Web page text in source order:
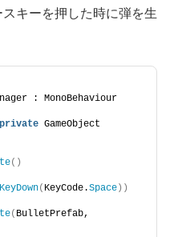
スキーを押した時に弾を生
: MonoBehaviour
private GameObject
()
( KeyCode.Space))
(